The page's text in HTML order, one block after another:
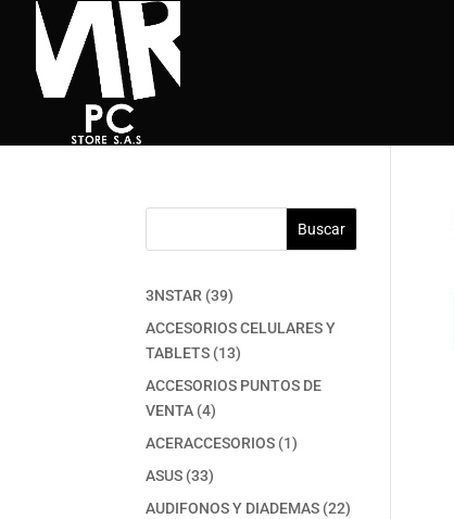
Buscar
3NSTAR 3939
productos
ACCESORIOS CELULARES Y
TABLETS 1313
productos
ACCESORIOS PUNTOS DE
VENTA 44
productos
ACERACCESORIOS 11
ASUS 3333
productos
AUDIFONOS Y DIADEMAS 2222